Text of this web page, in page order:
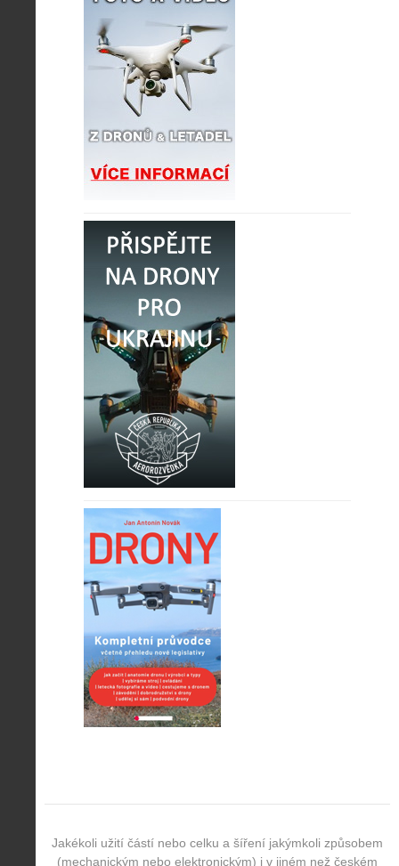
Jakékoli užití částí nebo celku a šíření jakýmkoli způsobem
(mechanickým nebo elektronickým) i v jiném než českém